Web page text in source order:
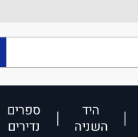
היד
השניה
ספרים
נדירים